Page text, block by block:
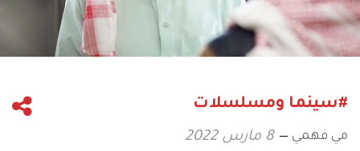
#سينما ومسلسلات
مي فهمي 8 مارس 2022